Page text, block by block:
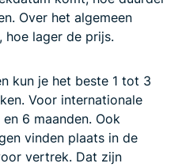
Over het algemeen
hoe lager de prijs.
kun je het beste 1 tot 3
Voor internationale
6 maanden. Ook
vinden plaats in de
vertrek. Dat zijn